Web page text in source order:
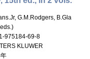
G.M.Rodgers, B.Gla
975184-69-8
KLUWER